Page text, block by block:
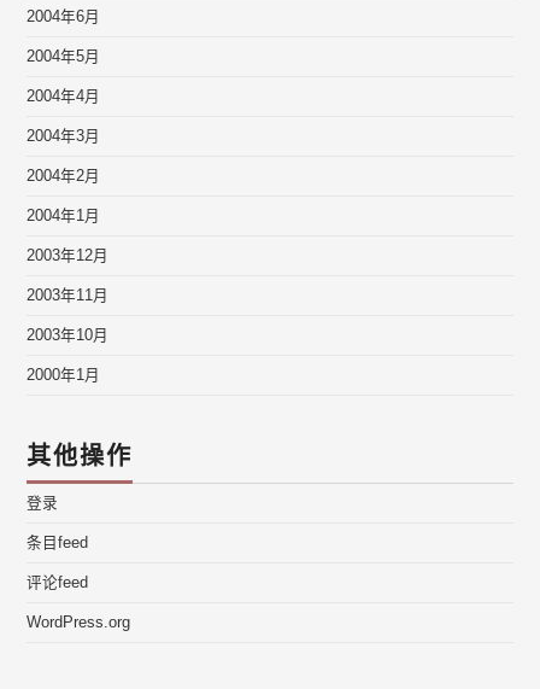
2004年6月
2004年5月
2004年4月
2004年3月
2004年2月
2004年1月
2003年12月
2003年11月
2003年10月
2000年1月
其他操作
登录
条目feed
评论feed
WordPress.org